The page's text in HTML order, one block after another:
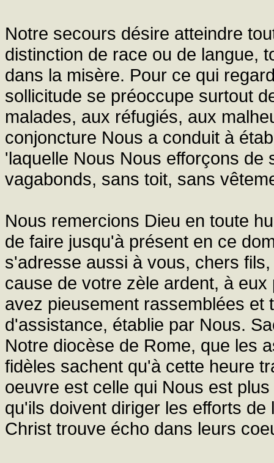
Notre secours désire atteindre
distinction de race ou de langue,
dans la misère. Pour ce qui
sollicitude se préoccupe surtout
malades, aux réfugiés, aux
conjoncture Nous a conduit à
'laquelle Nous Nous efforçons
vagabonds, sans toit, sans
Nous remercions Dieu en toute
de faire jusqu'à présent en ce
s'adresse aussi à vous, chers
cause de votre zèle ardent, à
avez pieusement rassemblées et
d'assistance, établie par Nous.
Notre diocèse de Rome, que les
fidèles sachent qu'à cette heure
oeuvre est celle qui Nous est
qu'ils doivent diriger les efforts
Christ trouve écho dans leurs